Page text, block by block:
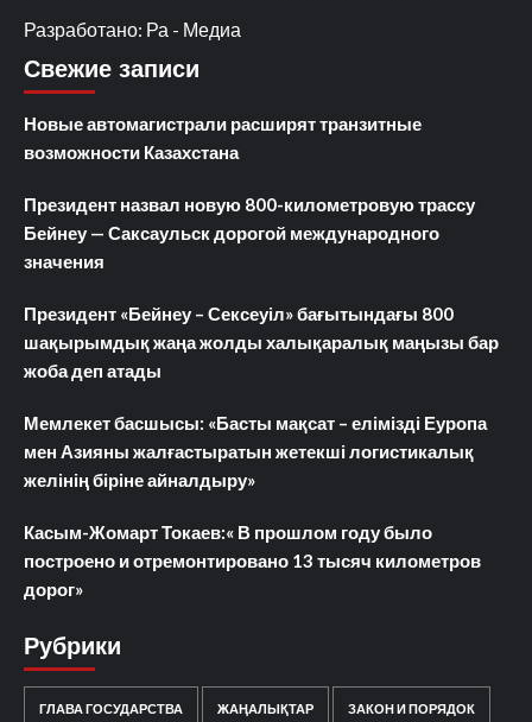
Разработано: Ра - Медиа
Свежие записи
Новые автомагистрали расширят транзитные
возможности Казахстана
Президент назвал новую 800-километровую трассу
Бейнеу — Саксаульск дорогой международного
значения
Президент «Бейнеу – Сексеуіл» бағытындағы 800
шақырымдық жаңа жолды халықаралық маңызы бар
жоба деп атады
Мемлекет басшысы: «Басты мақсат – елімізді Еуропа
мен Азияны жалғастыратын жетекші логистикалық
желінің біріне айналдыру»
Касым-Жомарт Токаев:« В прошлом году было
построено и отремонтировано 13 тысяч километров
дорог»
Рубрики
ГЛАВА ГОСУДАРСТВА ЖАҢАЛЫҚТАР ЗАКОН И ПОРЯДОК